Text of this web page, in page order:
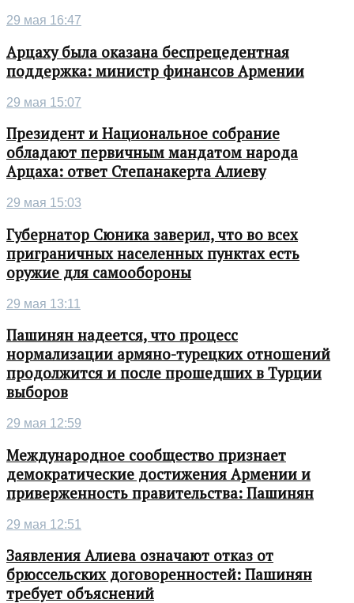
29 мая 16:47
Арцаху была оказана беспрецедентная
поддержка: министр финансов Армении
29 мая 15:07
Президент и Национальное собрание
обладают первичным мандатом народа
Арцаха: ответ Степанакерта Алиеву
29 мая 15:03
Губернатор Сюника заверил, что во всех
приграничных населенных пунктах есть
оружие для самообороны
29 мая 13:11
Пашинян надеется, что процесс
нормализации армяно-турецких отношений
продолжится и после прошедших в Турции
выборов
29 мая 12:59
Международное сообщество признает
демократические достижения Армении и
приверженность правительства: Пашинян
29 мая 12:51
Заявления Алиева означают отказ от
брюссельских договоренностей: Пашинян
требует объяснений